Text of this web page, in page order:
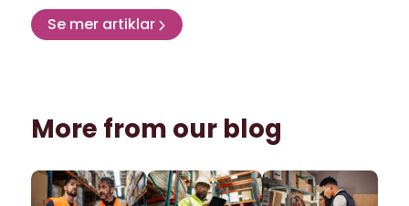
Se mer artiklar
More from our blog